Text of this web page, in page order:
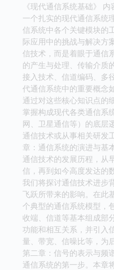
《现代通信系统基础》
一个扎实的现代通信系统
信系统中各个关键模块的
际应用中的挑战与解决方
信技术，而是着眼于通信
的产生与处理、传输介质
接入技术、信道编码、多
代通信系统中的重要概念
通过对这些核心知识点的
掌握构成现代各类通信系
网、卫星通信等）的底层
通信技术或从事相关研发
章：通信系统的演进与基
通信技术的发展历程，从
信，再到如今高度发达的
我们将探讨通信技术进步
飞跃所带来的影响。在此
个典型的通信系统模型，
收端、信道等基本组成部
功能和相互关系，并引入
量、带宽、信噪比等，为
第二章：信号的表示与频
通信系统的第一步。本章